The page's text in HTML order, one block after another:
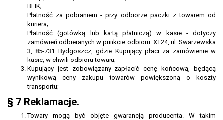
BLIK;
Płatność za pobraniem - przy odbiorze paczki z towarem od
kuriera;
Płatność (gotówką lub kartą płatniczą) w kasie - dotyczy
zamówień odbieranych w punkcie odbioru: XT24, ul. Swarzewska
3, 85-731 Bydgoszcz, gdzie Kupujący płaci za zamówienie w
kasie, w chwili odbioru towaru;
Kupujący jest zobowiązany zapłacić cenę końcową, będącą
wynikową ceny zakupu towarów powiększoną o koszty
transportu;
§ 7 Reklamacje.
Towary mogą być objęte gwarancją producenta. W takim